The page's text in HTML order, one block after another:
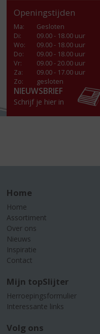
Openingstijden
Ma:
Gesloten
Di:
09.00 - 18.00 uur
Wo:
09.00 - 18.00 uur
Do:
09.00 - 18.00 uur
Vr:
09.00 - 20.00 uur
Za:
09.00 - 17.00 uur
Zo:
gesloten
NIEUWSBRIEF
Schrijf je hier in
Home
Home
Assortiment
Over ons
Nieuws
Inspiratie
Contact
Mijn topSlijter
Herroepingsformulier
Interessante links
Volg ons